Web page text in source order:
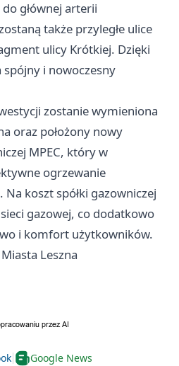
głównej arterii
także przyległe ulice
ulicy Krótkiej. Dzięki
spójny i nowoczesny
zostanie wymieniona
oraz położony nowy
MPEC, który w
ogrzewanie
koszt spółki gazowniczej
gazowej, co dodatkowo
i komfort użytkowników.
Leszna
Google News